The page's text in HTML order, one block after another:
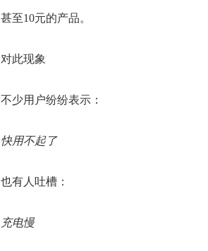
甚至10元的产品。
对此现象
不少用户纷纷表示：
快用不起了
也有人吐槽：
充电慢